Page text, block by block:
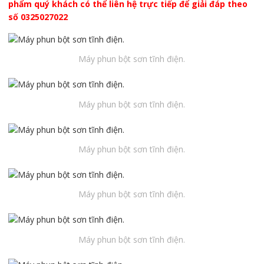
phẩm quý khách có thể liên hệ trực tiếp để giải đáp theo
số 0325027022
Máy phun bột sơn tĩnh điện.
Máy phun bột sơn tĩnh điện.
Máy phun bột sơn tĩnh điện.
Máy phun bột sơn tĩnh điện.
Máy phun bột sơn tĩnh điện.